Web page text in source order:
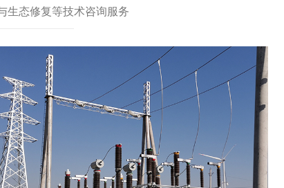
生态修复等技术咨询服务